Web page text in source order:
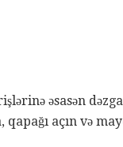
əsasən
qapağı açın və